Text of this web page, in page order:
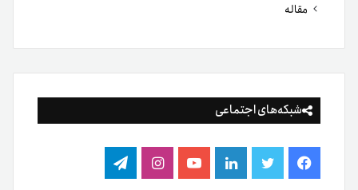
مقاله
شبکه‌های اجتماعی
فیس توییتر لینکدینیوتیوباینستاگرام
تلگرام